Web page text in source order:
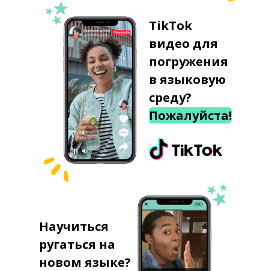
TikTok
видео для
погружения
в языковую
среду?
Пожалуйста!
Научиться
ругаться на
новом языке?